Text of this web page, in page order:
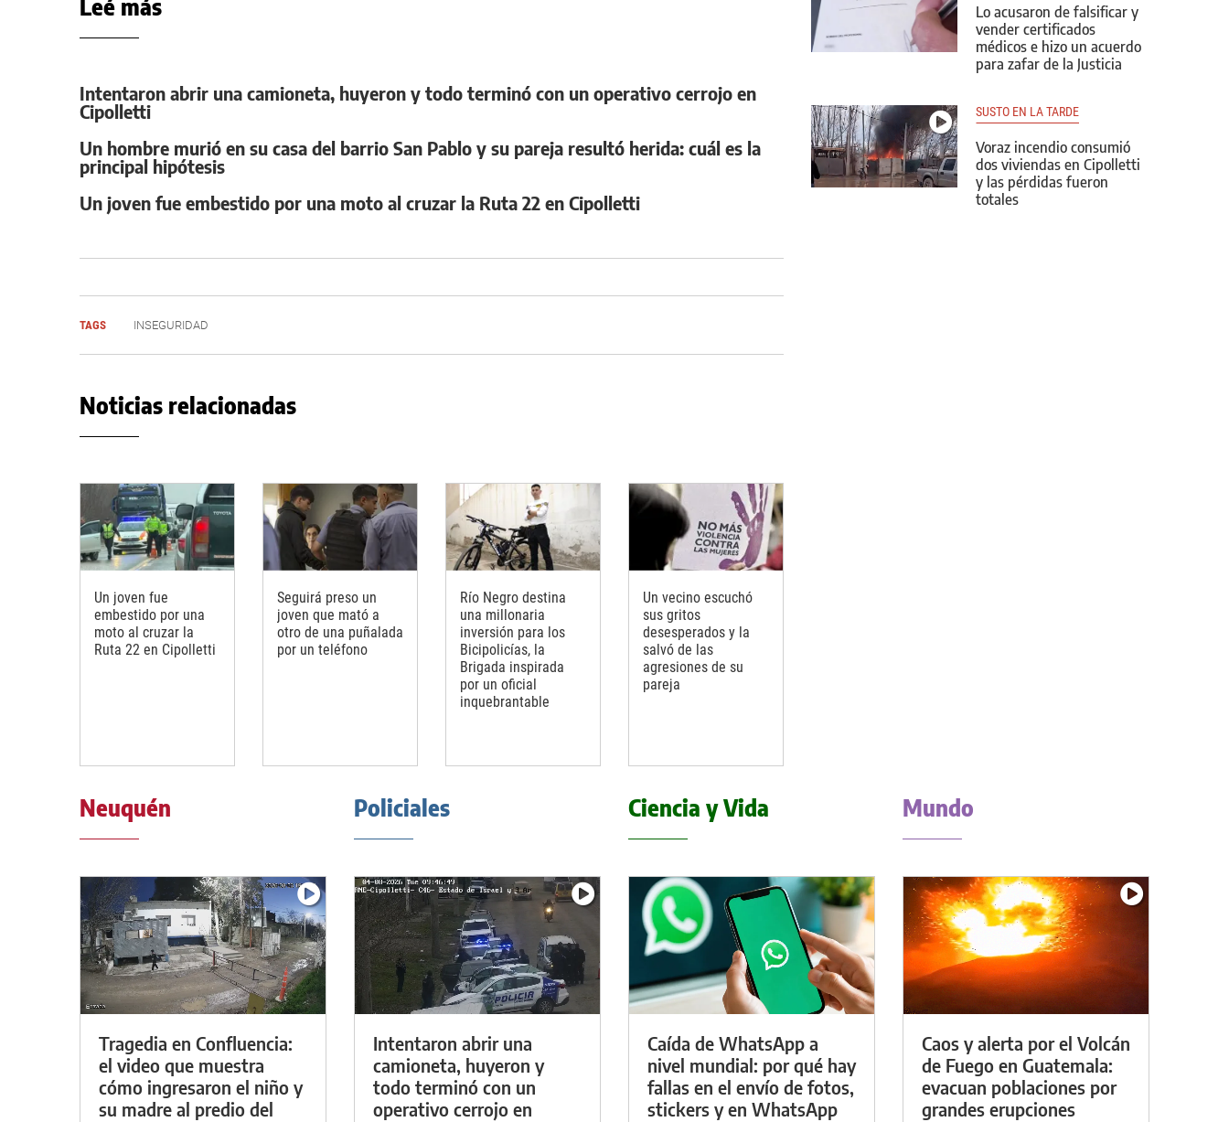
Leé más
Intentaron abrir una camioneta, huyeron y todo terminó con un operativo cerrojo en
Cipolletti
Un hombre murió en su casa del barrio San Pablo y su pareja resultó herida: cuál es la
principal hipótesis
Un joven fue embestido por una moto al cruzar la Ruta 22 en Cipolletti
TAGS INSEGURIDAD
Noticias relacionadas
Un joven fue
embestido por una
moto al cruzar la
Ruta 22 en Cipolletti
Seguirá preso un
joven que mató a
otro de una puñalada
por un teléfono
Río Negro destina
una millonaria
inversión para los
Bicipolicías, la
Brigada inspirada
por un oficial
inquebrantable
Un vecino escuchó
sus gritos
desesperados y la
salvó de las
agresiones de su
pareja
Lo acusaron de falsificar y
vender certificados
médicos e hizo un acuerdo
para zafar de la Justicia
SUSTO EN LA TARDE
Voraz incendio consumió
dos viviendas en Cipolletti
y las pérdidas fueron
totales
Neuquén
Tragedia en Confluencia:
el video que muestra
cómo ingresaron el niño y
su madre al predio del
Policiales
Intentaron abrir una
camioneta, huyeron y
todo terminó con un
operativo cerrojo en
Ciencia y Vida
Caída de WhatsApp a
nivel mundial: por qué hay
fallas en el envío de fotos,
stickers y en WhatsApp
Mundo
Caos y alerta por el Volcán
de Fuego en Guatemala:
evacuan poblaciones por
grandes erupciones